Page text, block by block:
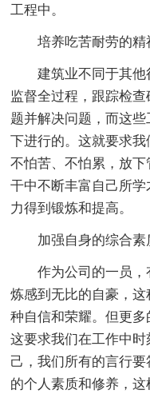
工程中。
培养吃苦耐劳的精
建筑业不同于其他
监督全过程，跟踪检
题并解决问题，而这
下进行的。这就要求
不怕苦、不怕累，放
干中不断丰富自己所
力得到锻炼和提高。
加强自身的综合
作为公司的一员
炼感到无比的自豪，
种自信和荣耀。但更多
这要求我们在工作中
己，我们所有的言行
的个人素质和修养，